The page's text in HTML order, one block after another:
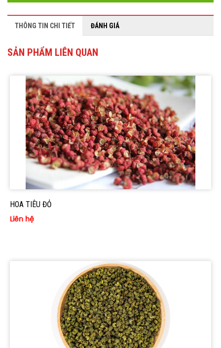
THÔNG TIN CHI TIẾT ĐÁNH GIÁ
SẢN PHẨM LIÊN QUAN
HOA TIÊU ĐỎ
Liên hệ